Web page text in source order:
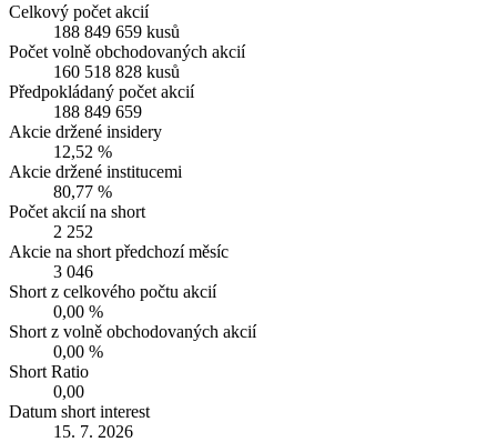
Celkový počet akcií
188 849 659 kusů
Počet volně obchodovaných akcií
160 518 828 kusů
Předpokládaný počet akcií
188 849 659
Akcie držené insidery
12,52 %
Akcie držené institucemi
80,77 %
Počet akcií na short
2 252
Akcie na short předchozí měsíc
3 046
Short z celkového počtu akcií
0,00 %
Short z volně obchodovaných akcií
0,00 %
Short Ratio
0,00
Datum short interest
15. 7. 2026